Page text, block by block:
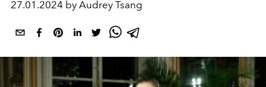
27.01.2024 by Audrey Tsang